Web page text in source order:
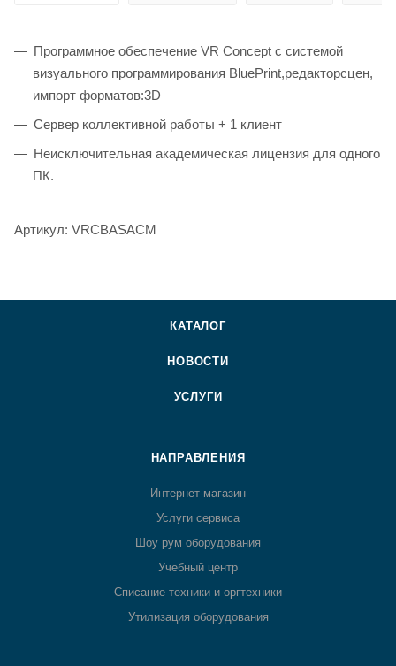
Программное обеспечение VR Concept с системой
визуального программирования BluePrint,редакторсцен,
импорт форматов:3D
Сервер коллективной работы + 1 клиент
Неисключительная академическая лицензия для одного
ПК.
Артикул: VRCBASACM
КАТАЛОГ
НОВОСТИ
УСЛУГИ
НАПРАВЛЕНИЯ
Интернет-магазин
Услуги сервиса
Шоу рум оборудования
Учебный центр
Списание техники и оргтехники
Утилизация оборудования